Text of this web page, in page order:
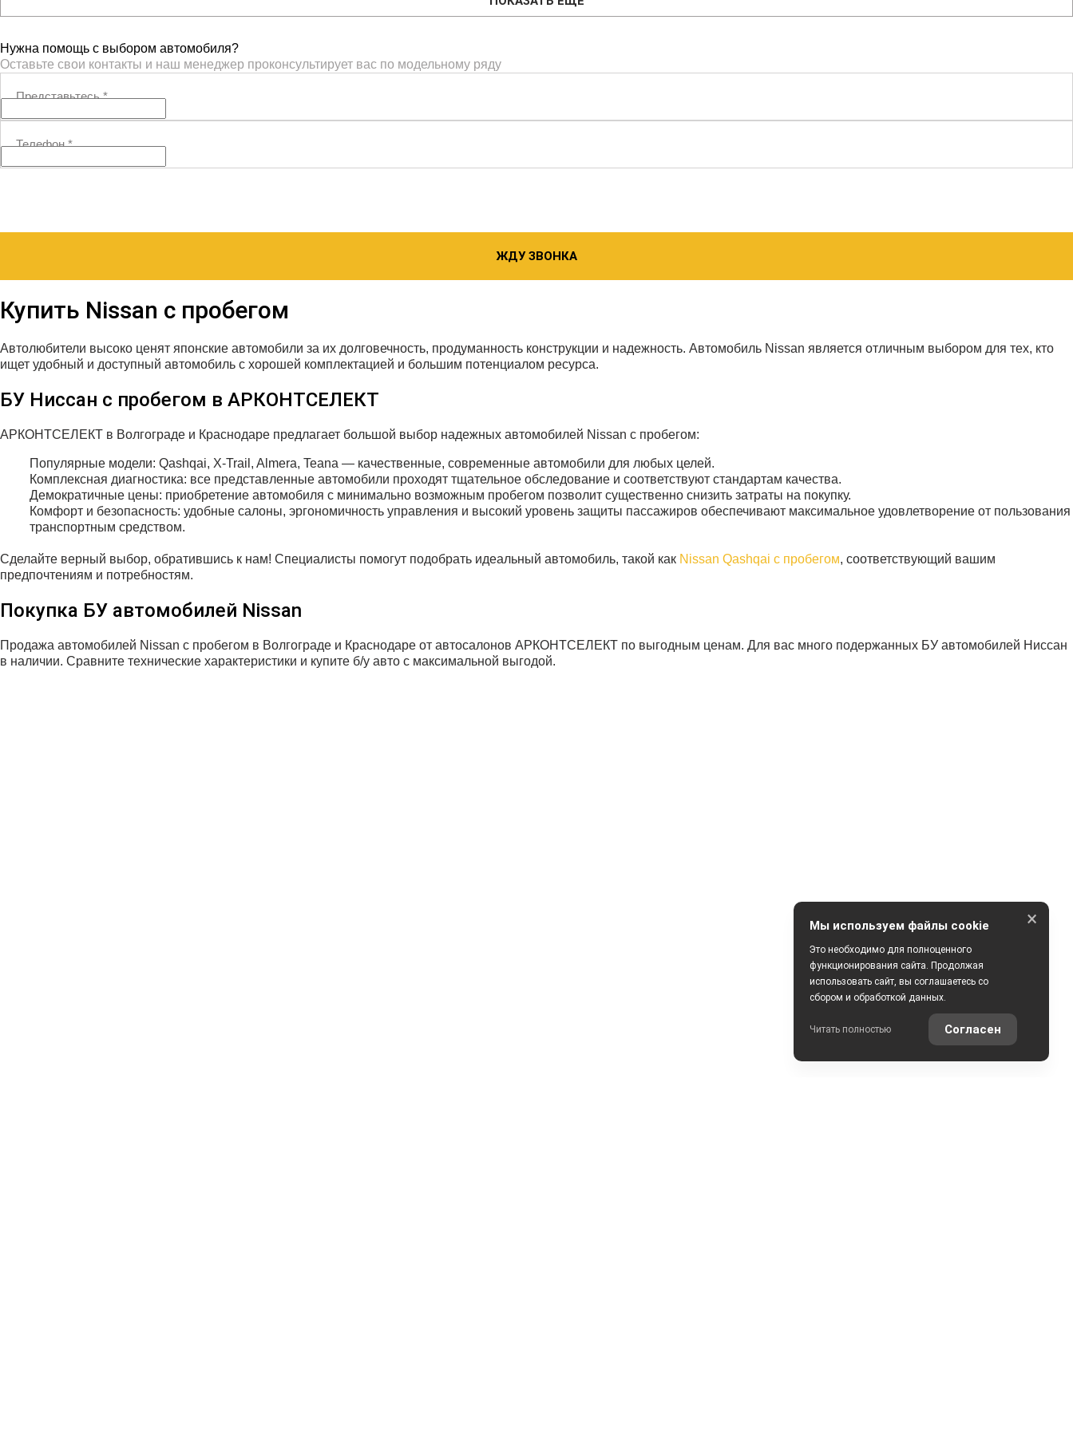
Нужна помощь с выбором автомобиля?
Оставьте свои контакты и наш менеджер проконсультирует вас по модельному ряду
Представьтесь*
Телефон*
ЖДУ ЗВОНКА
Купить Nissan с пробегом
Автолюбители высоко ценят японские автомобили за их долговечность, продуманность конструкции и надежность. Автомобиль Nissan является отличным выбором для тех, кто
ищет удобный и доступный автомобиль с хорошей комплектацией и большим потенциалом ресурса.
БУ Ниссан с пробегом в АРКОНТСЕЛЕКТ
АРКОНТСЕЛЕКТ в Волгограде и Краснодаре предлагает большой выбор надежных автомобилей Nissan с пробегом:
Популярные модели: Qashqai, X-Trail, Almera, Teana — качественные, современные автомобили для любых целей.
Комплексная диагностика: все представленные автомобили проходят тщательное обследование и соответствуют стандартам качества.
Демократичные цены: приобретение автомобиля с минимально возможным пробегом позволит существенно снизить затраты на покупку.
Комфорт и безопасность: удобные салоны, эргономичность управления и высокий уровень защиты пассажиров обеспечивают максимальное удовлетворение от пользования
транспортным средством.
Сделайте верный выбор, обратившись к нам! Специалисты помогут подобрать идеальный автомобиль, такой как Nissan Qashqai с пробегом, соответствующий вашим
предпочтениям и потребностям.
Покупка БУ автомобилей Nissan
Продажа автомобилей Nissan с пробегом в Волгограде и Краснодаре от автосалонов АРКОНТСЕЛЕКТ по выгодным ценам. Для вас много подержанных БУ автомобилей Ниссан
в наличии. Сравните технические характеристики и купите б/у авто с максимальной выгодой.
Мы используем файлы cookie
Это необходимо для полноценного
функционирования сайта. Продолжая
использовать сайт, вы соглашаетесь со
сбором и обработкой данных.
Читать полностью Согласен
×